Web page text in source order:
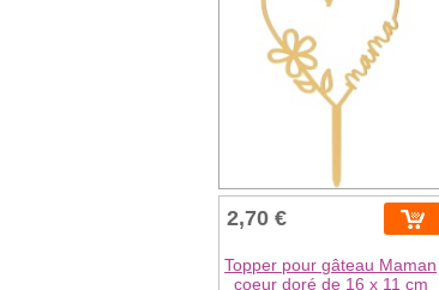
2,70 €
Topper pour gâteau Maman
coeur doré de 16 x 11 cm